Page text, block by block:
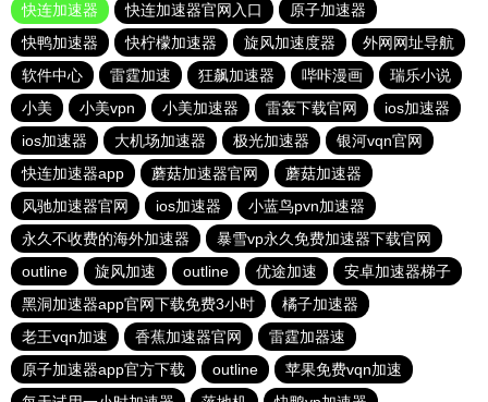
快连加速器
快连加速器官网入口
原子加速器
快鸭加速器
快柠檬加速器 旋风加速度器
外网网址导航
软件中心
雷霆加速 狂飙加速器 哔咔漫画
瑞乐小说
小美
小美vpn 小美加速器 雷轰下载官网
ios加速器
ios加速器
大机场加速器 极光加速器
银河vqn官网
快连加速器app
蘑菇加速器官网
蘑菇加速器
风驰加速器官网
ios加速器
小蓝鸟pvn加速器
永久不收费的海外加速器
暴雪vp永久免费加速器下载官网
outline
旋风加速 outline 优途加速
安卓加速器梯子
黑洞加速器app官网下载免费3小时
橘子加速器
老王vqn加速
香蕉加速器官网
雷霆加器速
原子加速器app官方下载
outline
苹果免费vqn加速